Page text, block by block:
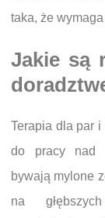
taka, że
Jakie są
Terapia dla par
do pracy nad
bywają mylone
na